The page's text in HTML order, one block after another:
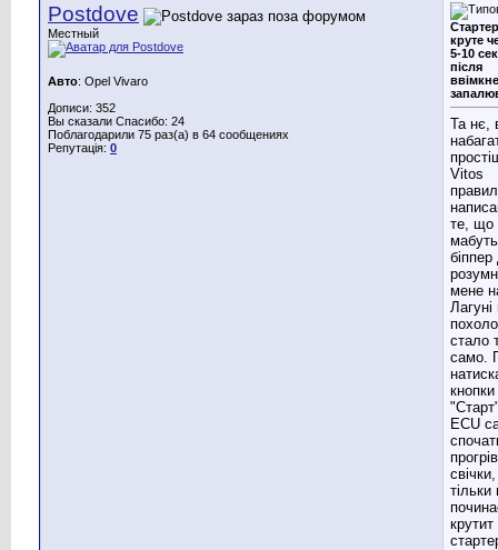
Postdove
Местный
Авто: Opel Vivaro
Дописи: 352
Вы сказали Спасибо: 24
Поблагодарили 75 раз(а) в 64 сообщениях
Репутація: 0
Стартер
круте
5-10
після
Та нє,
Vitos
те, що
мабуть
мене
Лагуні
стало
само.
кнопки
ECU
тільки
крутит